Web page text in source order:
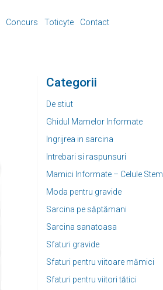
Concurs Toticyte Contact
Categorii
De stiut
Ghidul Mamelor Informate
Ingrijrea in sarcina
Intrebari si raspunsuri
Mamici Informate – Celule Stem
Moda pentru gravide
Sarcina pe săptămani
Sarcina sanatoasa
Sfaturi gravide
Sfaturi pentru viitoare mămici
Sfaturi pentru viitori tătici